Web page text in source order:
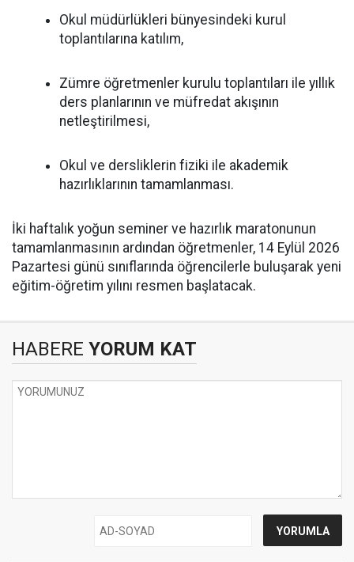
Okul müdürlükleri bünyesindeki kurul
toplantılarına katılım,
Zümre öğretmenler kurulu toplantıları ile yıllık
ders planlarının ve müfredat akışının
netleştirilmesi,
Okul ve dersliklerin fiziki ile akademik
hazırlıklarının tamamlanması.
İki haftalık yoğun seminer ve hazırlık maratonunun
tamamlanmasının ardından öğretmenler, 14 Eylül 2026
Pazartesi günü sınıflarında öğrencilerle buluşarak yeni
eğitim-öğretim yılını resmen başlatacak.
HABERE YORUM KAT